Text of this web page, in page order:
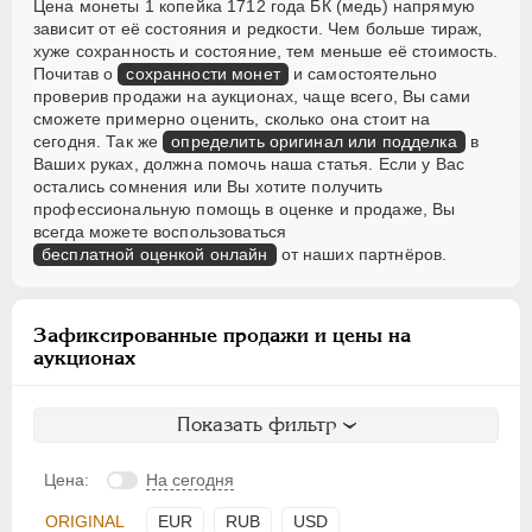
Цена монеты 1 копейка 1712 года БК (медь) напрямую
зависит от её состояния и редкости. Чем больше тираж,
хуже сохранность и состояние, тем меньше её стоимость.
Почитав о сохранности монет и самостоятельно
проверив продажи на аукционах, чаще всего, Вы сами
сможете примерно оценить, сколько она стоит на
сегодня. Так же определить оригинал или подделка в
Ваших руках, должна помочь наша статья. Если у Вас
остались сомнения или Вы хотите получить
профессиональную помощь в оценке и продаже, Вы
всегда можете воспользоваться
бесплатной оценкой онлайн от наших партнёров.
Зафиксированные продажи и цены на
аукционах
Показать фильтр
Цена: На сегодня
ORIGINAL EUR RUB USD